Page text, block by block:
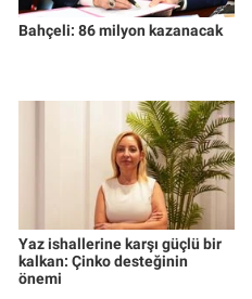
Bahçeli: 86 milyon kazanacak
Yaz ishallerine karşı güçlü bir
kalkan: Çinko desteğinin
önemi